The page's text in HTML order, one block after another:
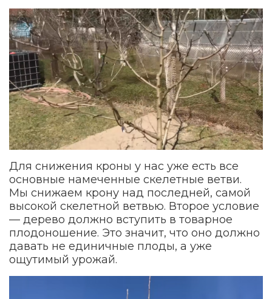
Для снижения кроны у нас уже есть все
основные намеченные скелетные ветви.
Мы снижаем крону над последней, самой
высокой скелетной ветвью. Второе условие
— дерево должно вступить в товарное
плодоношение. Это значит, что оно должно
давать не единичные плоды, а уже
ощутимый урожай.